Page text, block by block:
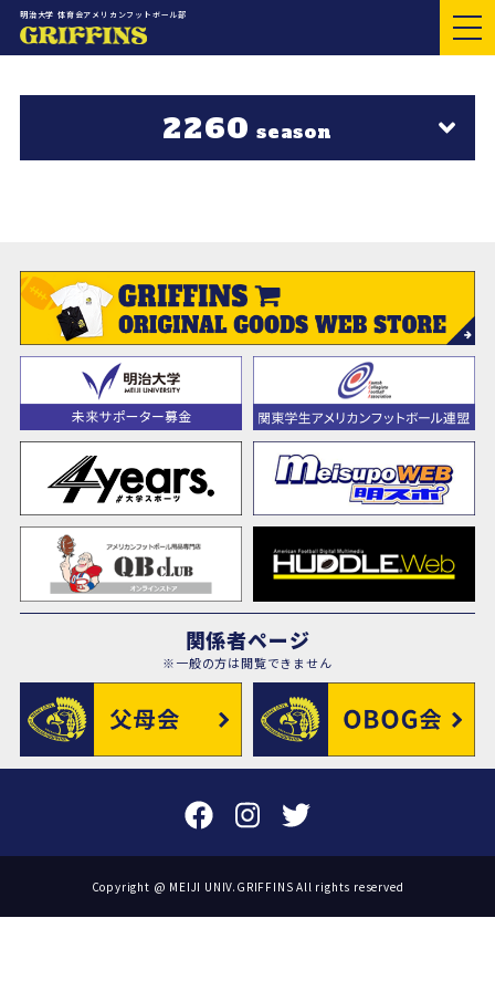
明治大学 体育会アメリカンフットボール部
2260 season
関係者ページ
※一般の方は閲覧できません
Copyright @ MEIJI UNIV.GRIFFINS All rights reserved